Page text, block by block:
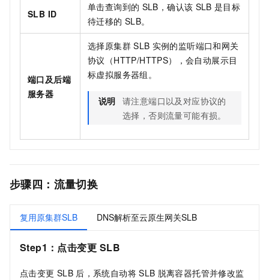
SLB ID
单击查询到的 SLB，确认该 SLB 是目标
待迁移的 SLB。
端口及后端
服务器
选择原集群 SLB 实例的监听端口和网关
协议（HTTP/HTTPS），会自动展示目
标虚拟服务器组。
说明 请注意端口以及对应协议的
选择，否则流量可能有损。
步骤四：流量切换
复用原集群SLB DNS解析至云原生网关SLB
Step1：点击变更 SLB
点击变更 SLB 后，系统自动将 SLB 脱离容器托管并修改监